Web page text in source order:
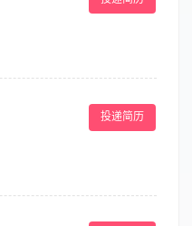
支持工作。 【岗位要求】 1、
络穴位及常见减肥手法，熟练
购率。 4、保持工作区域及所用
学历不限，具有1年以上美容
能力，能够耐心解答客户疑
投递简历
采购提出建议。 5、参加美容